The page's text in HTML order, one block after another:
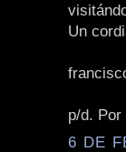
Un
p/d.
6 DE